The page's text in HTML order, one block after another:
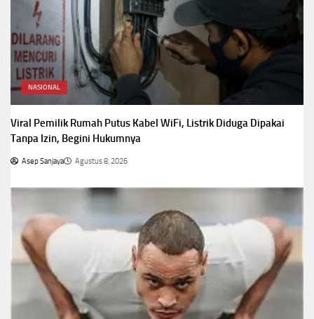
NASIONAL
Viral Pemilik Rumah Putus Kabel WiFi, Listrik Diduga Dipakai
Tanpa Izin, Begini Hukumnya
Asep Sanjaya Agustus 8, 2026